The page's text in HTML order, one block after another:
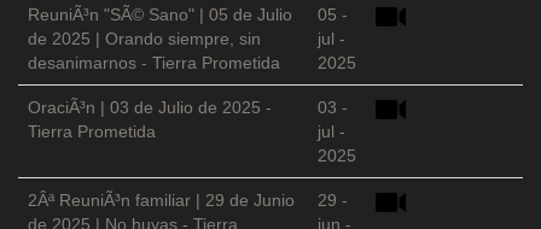
ReuniÃ³n "SÃ© Sano" | 05 de Julio
de 2025 | Orando siempre, sin
desanimarnos - Tierra Prometida
05 -
jul -
2025
OraciÃ³n | 03 de Julio de 2025 -
Tierra Prometida
03 -
jul -
2025
2Âª ReuniÃ³n familiar | 29 de Junio
de 2025 | No huyas - Tierra
29 -
jun -